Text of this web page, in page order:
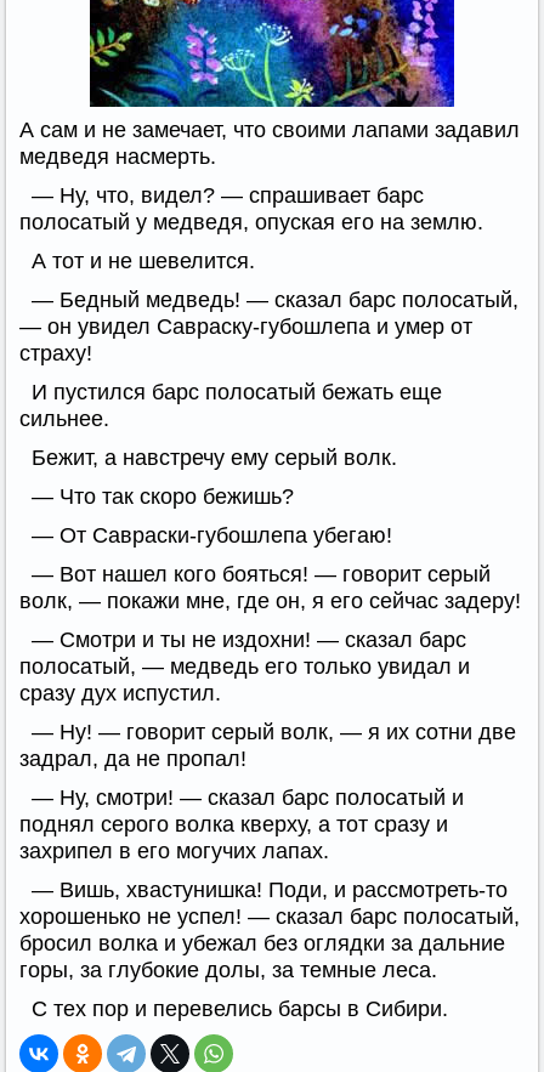
А сам и не замечает, что своими лапами задавил
медведя насмерть.
— Ну, что, видел? — спрашивает барс
полосатый у медведя, опуская его на землю.
А тот и не шевелится.
— Бедный медведь! — сказал барс полосатый,
— он увидел Савраску-губошлепа и умер от
страху!
И пустился барс полосатый бежать еще
сильнее.
Бежит, а навстречу ему серый волк.
— Что так скоро бежишь?
— От Савраски-губошлепа убегаю!
— Вот нашел кого бояться! — говорит серый
волк, — покажи мне, где он, я его сейчас задеру!
— Смотри и ты не издохни! — сказал барс
полосатый, — медведь его только увидал и
сразу дух испустил.
— Ну! — говорит серый волк, — я их сотни две
задрал, да не пропал!
— Ну, смотри! — сказал барс полосатый и
поднял серого волка кверху, а тот сразу и
захрипел в его могучих лапах.
— Вишь, хвастунишка! Поди, и рассмотреть-то
хорошенько не успел! — сказал барс полосатый,
бросил волка и убежал без оглядки за дальние
горы, за глубокие долы, за темные леса.
С тех пор и перевелись барсы в Сибири.